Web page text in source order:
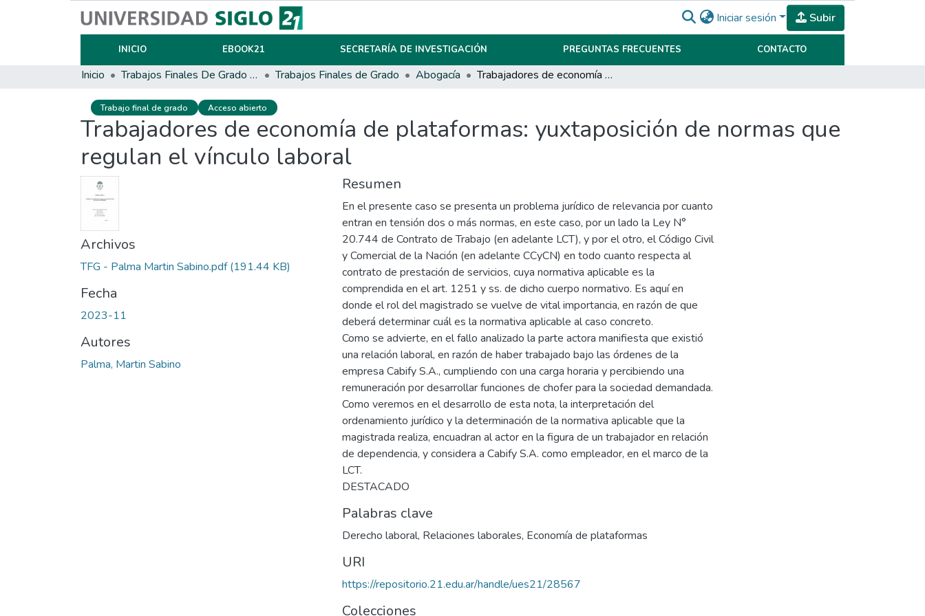
Iniciar sesión Subir
INICIO EBOOK21 SECRETARÍA DE INVESTIGACIÓN PREGUNTAS FRECUENTES CONTACTO
Inicio Trabajos Finales De Grado Y Posgrado Trabajos Finales de Grado Abogacía Trabajadores de economía de plataformas: yuxtaposición de normas que regulan el vínculo laboral
Trabajo final de grado Acceso abierto
Trabajadores de economía de plataformas: yuxtaposición de normas que
regulan el vínculo laboral
Archivos
TFG - Palma Martin Sabino.pdf(191.44 KB)
Fecha
2023-11
Autores
Palma, Martin Sabino
Resumen
En el presente caso se presenta un problema jurídico de relevancia por cuanto
entran en tensión dos o más normas, en este caso, por un lado la Ley N°
20.744 de Contrato de Trabajo (en adelante LCT), y por el otro, el Código Civil
y Comercial de la Nación (en adelante CCyCN) en todo cuanto respecta al
contrato de prestación de servicios, cuya normativa aplicable es la
comprendida en el art. 1251 y ss. de dicho cuerpo normativo. Es aquí en
donde el rol del magistrado se vuelve de vital importancia, en razón de que
deberá determinar cuál es la normativa aplicable al caso concreto.
Como se advierte, en el fallo analizado la parte actora manifiesta que existió
una relación laboral, en razón de haber trabajado bajo las órdenes de la
empresa Cabify S.A., cumpliendo con una carga horaria y percibiendo una
remuneración por desarrollar funciones de chofer para la sociedad demandada.
Como veremos en el desarrollo de esta nota, la interpretación del
ordenamiento jurídico y la determinación de la normativa aplicable que la
magistrada realiza, encuadran al actor en la figura de un trabajador en relación
de dependencia, y considera a Cabify S.A. como empleador, en el marco de la
LCT.
DESTACADO
Palabras clave
Derecho laboral, Relaciones laborales, Economía de plataformas
URI
https://repositorio.21.edu.ar/handle/ues21/28567
Colecciones